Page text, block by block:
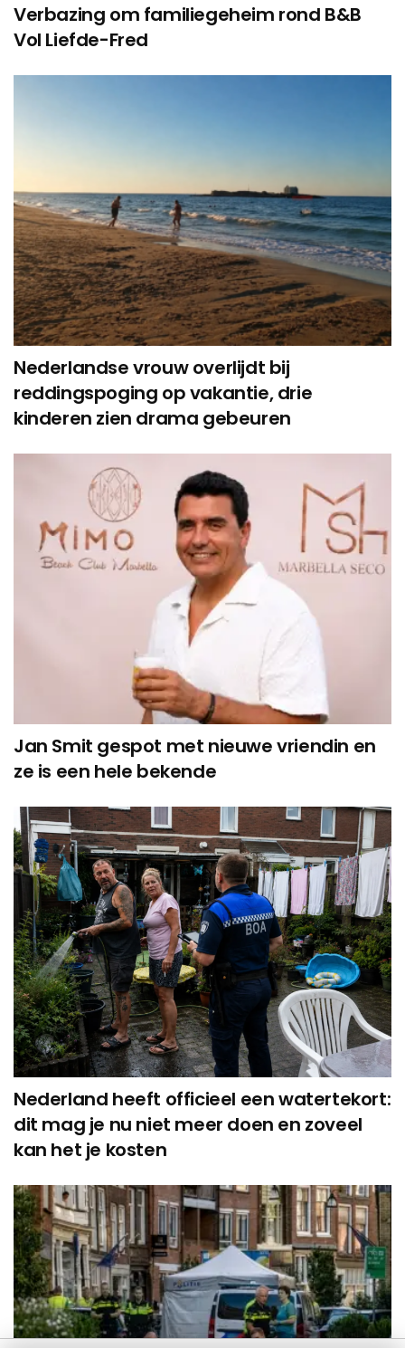
Verbazing om familiegeheim rond B&B
Vol Liefde-Fred
Nederlandse vrouw overlijdt bij
reddingspoging op vakantie, drie
kinderen zien drama gebeuren
Jan Smit gespot met nieuwe vriendin en
ze is een hele bekende
Nederland heeft officieel een watertekort:
dit mag je nu niet meer doen en zoveel
kan het je kosten